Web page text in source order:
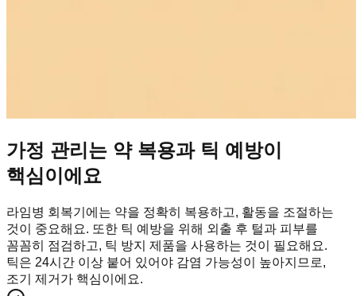
가정 관리는 약 복용과 틱 예방이
핵심이에요
라임병 회복기에는 약을 정확히 복용하고, 활동을 조절하는
것이 중요해요. 또한 틱 예방을 위해 외출 후 털과 피부를
꼼꼼히 점검하고, 틱 방지 제품을 사용하는 것이 필요해요.
틱은 24시간 이상 붙어 있어야 감염 가능성이 높아지므로,
조기 제거가 핵심이에요.